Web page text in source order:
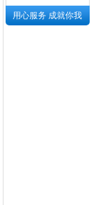
用心服务 成就你我